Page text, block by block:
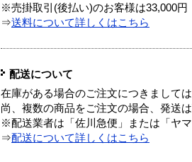
※売掛取引(後払い)のお客様は33,000円
⇒送料について詳しくはこちら
配送について
在庫がある場合のご注文につきまして
尚、複数の商品をご注文の場合、発送
※配送業者は「佐川急便」または「ヤ
⇒配送について詳しくはこちら